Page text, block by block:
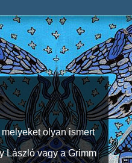
olyan ismert
László vagy a Grimm